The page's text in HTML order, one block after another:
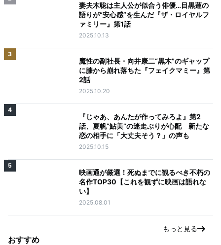
妻夫木聡は主人公が似合う俳優…目黒蓮の
語りが“安心感”を生んだ『ザ・ロイヤルフ
ァミリー』第1話
2025.10.13
3
魔性の副社長・向井康二“黒木”のギャップ
に膝から崩れ落ちた『フェイクマミー』第
2話
2025.10.20
4
『じゃあ、あんたが作ってみろよ』第2
話、夏帆“鮎美”の迷走ぶりが心配 新たな
恋の相手に「大丈夫そう？」の声も
2025.10.15
5
映画通が厳選！死ぬまでに観るべき不朽の
名作TOP30【これを観ずに映画は語れな
い】
2025.08.01
もっと見る
おすすめ